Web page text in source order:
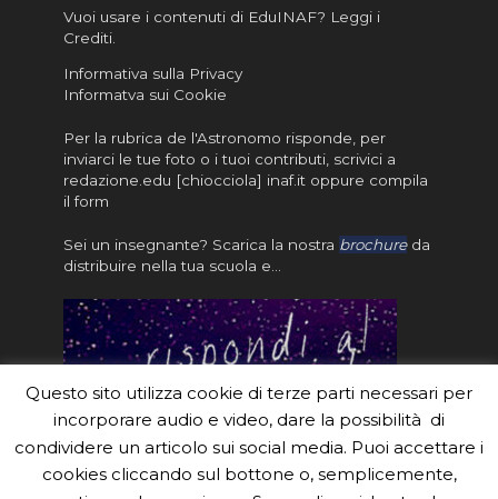
Vuoi usare i contenuti di EduINAF? Leggi i
Crediti.
Informativa sulla Privacy
Informatva sui Cookie
Per la rubrica de l'Astronomo risponde, per
inviarci le tue foto o i tuoi contributi, scrivici a
redazione.edu [chiocciola] inaf.it oppure compila
il form
Sei un insegnante? Scarica la nostra brochureda
distribuire nella tua scuola e…
Questo sito utilizza cookie di terze parti necessari per
incorporare audio e video, dare la possibilità di
condividere un articolo sui social media. Puoi accettare i
cookies cliccando sul bottone o, semplicemente,